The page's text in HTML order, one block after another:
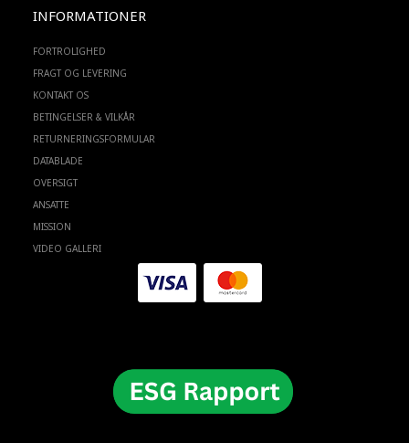
INFORMATIONER
FORTROLIGHED
FRAGT OG LEVERING
KONTAKT OS
BETINGELSER & VILKÅR
RETURNERINGSFORMULAR
DATABLADE
OVERSIGT
ANSATTE
MISSION
VIDEO GALLERI